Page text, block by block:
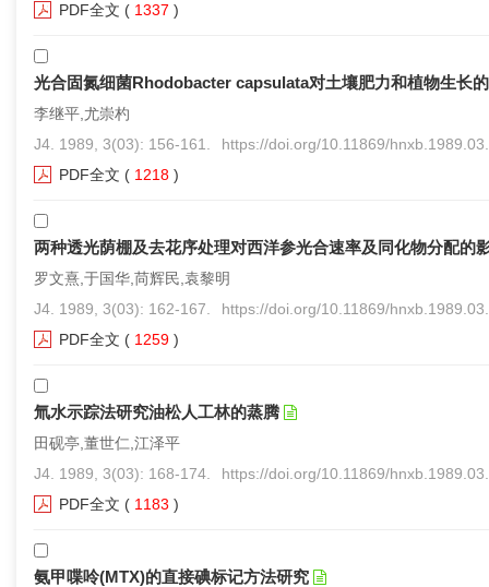
PDF全文 ( 1337 )
光合固氮细菌Rhodobacter capsulata对土壤肥力和植物生长
李继平,尤崇杓
J4. 1989, 3(03): 156-161.
https://doi.org/10.11869/
PDF全文 ( 1218 )
两种透光荫棚及去花序处理对西洋参光合速率及同化物分配的
罗文熹,于国华,苘辉民,袁黎明
J4. 1989, 3(03): 162-167.
https://doi.org/10.11869/
PDF全文 ( 1259 )
氚水示踪法研究油松人工林的蒸腾
田砚亭,董世仁,江泽平
J4. 1989, 3(03): 168-174.
https://doi.org/10.11869/
PDF全文 ( 1183 )
氨甲喋呤(MTX)的直接碘标记方法研究